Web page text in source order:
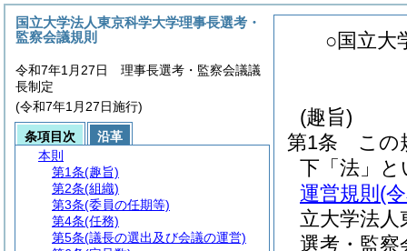
○国立大
(趣旨)
第1条
この
下「法」と
運営規則 (
立大学法人
選考・監察
国立大学法人東京科学大学理事長選考・
監察会議規則
令和7年1月27日 理事長選考・監察会議議
長制定
(令和7年1月27日施行)
条項目次
沿革
本則
第1条(趣旨)
第2条(組織)
第3条(委員の任期等)
第4条(任務)
第5条(議長の選出及び会議の運営)